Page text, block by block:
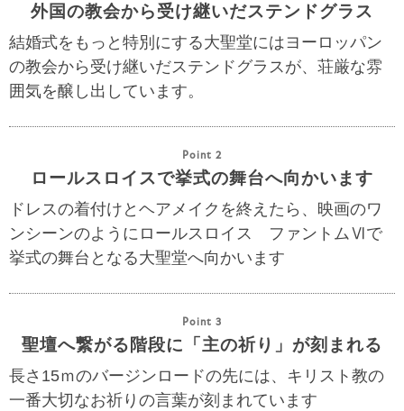
外国の教会から受け継いだステンドグラス
結婚式をもっと特別にする大聖堂にはヨーロッパン
の教会から受け継いだステンドグラスが、荘厳な雰
囲気を醸し出しています。
Point 2
ロールスロイスで挙式の舞台へ向かいます
ドレスの着付けとヘアメイクを終えたら、映画のワ
ンシーンのようにロールスロイス ファントムⅥで
挙式の舞台となる大聖堂へ向かいます
Point 3
聖壇へ繋がる階段に「主の祈り」が刻まれる
長さ15ｍのバージンロードの先には、キリスト教の
一番大切なお祈りの言葉が刻まれています